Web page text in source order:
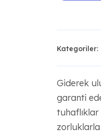
Kategoriler:
Giderek
garanti
zorluklarla